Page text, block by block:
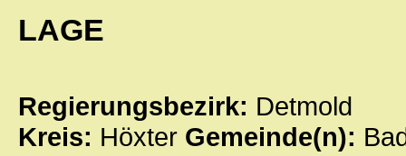
LAGE
Regierungsbezirk: Detmold
Kreis: Höxter Gemeinde(n):